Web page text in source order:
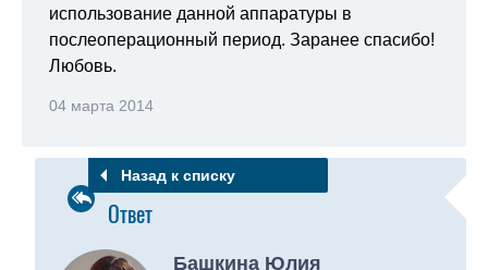
использование данной аппаратуры в
послеоперационный период. Заранее спасибо!
Любовь.
04 марта 2014
Ответ
Башкина Юлия
Назад к списку